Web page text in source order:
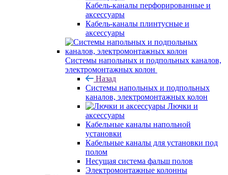
Кабель-каналы перфорированные и
аксессуары
Кабель-каналы плинтусные и
аксессуары
Системы напольных и подпольных каналов,
электромонтажных колон
Назад
Системы напольных и подпольных
каналов, электромонтажных колон
Лючки и
аксессуары
Кабельные каналы напольной
установки
Кабельные каналы для установки под
полом
Несущая система фальш полов
Электромонтажные колонны